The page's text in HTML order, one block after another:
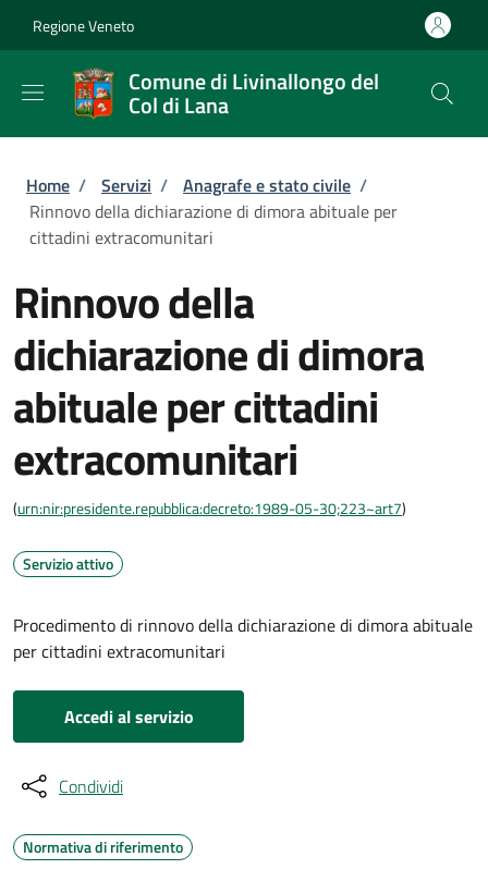
Regione Veneto
Comune di Livinallongo del
Col di Lana
Briciole di pane
Home / Servizi / Anagrafe e stato civile /
Rinnovo della dichiarazione di dimora abituale per
cittadini extracomunitari
Rinnovo della
dichiarazione di dimora
abituale per cittadini
extracomunitari
(urn:nir:presidente.repubblica:decreto:1989-05-30;223~art7)
Servizio attivo
Procedimento di rinnovo della dichiarazione di dimora abituale
per cittadini extracomunitari
Accedi al servizio
Condividi
Normativa di riferimento